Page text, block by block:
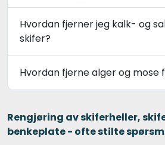
Hvordan fjerner jeg kalk- og
skifer?
Hvordan fjerne alger og mose
Rengjøring av skiferheller,
benkeplate - ofte stilte